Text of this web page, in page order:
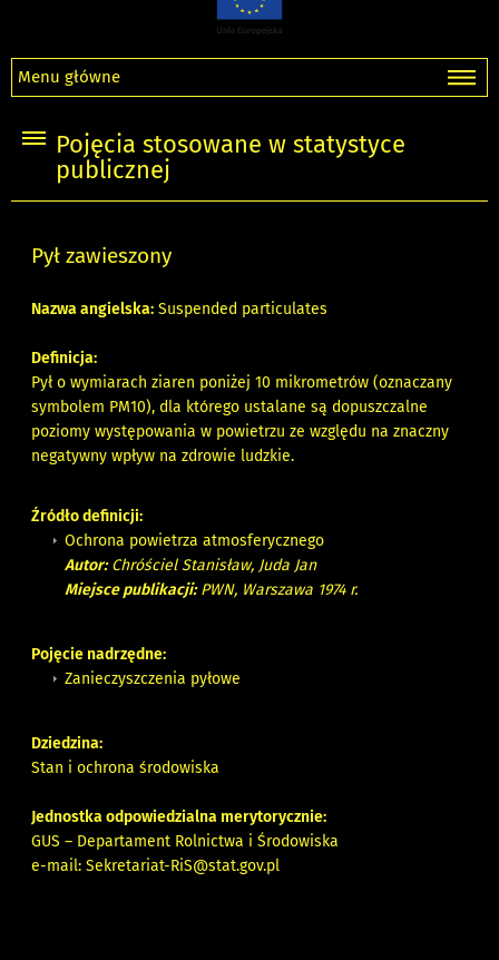
Menu główne
Pojęcia stosowane w statystyce
publicznej
Pył zawieszony
Nazwa angielska: Suspended particulates
Definicja:
Pył o wymiarach ziaren poniżej 10 mikrometrów (oznaczany
symbolem PM10), dla którego ustalane są dopuszczalne
poziomy występowania w powietrzu ze względu na znaczny
negatywny wpływ na zdrowie ludzkie.
Źródło definicji:
Ochrona powietrza atmosferycznego
Autor:Chróściel Stanisław, Juda Jan
Miejsce publikacji:PWN, Warszawa 1974 r.
Pojęcie nadrzędne:
Zanieczyszczenia pyłowe
Dziedzina:
Stan i ochrona środowiska
Jednostka odpowiedzialna merytorycznie:
GUS – Departament Rolnictwa i Środowiska
e-mail:Sekretariat-RiS@stat.gov.pl